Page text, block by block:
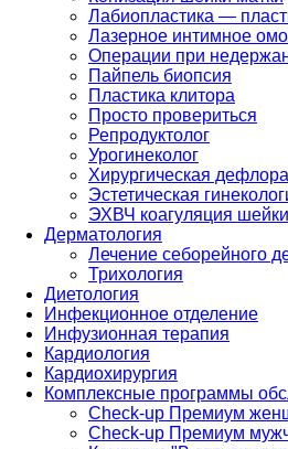
Лабиопластика —
Лазерное интимное
Операции при
Пайпель биопсия
Пластика клитора
Просто провериться
Репродуктолог
Урогинеколог
Хирургическая
Эстетическая
ЭХВЧ коагуляция
Дерматология
Лечение себорейного
Трихология
Диетология
Инфекционное отделение
Инфузионная терапия
Кардиология
Кардиохирургия
Комплексные программы
Check-up Премиум
Check-up Премиум